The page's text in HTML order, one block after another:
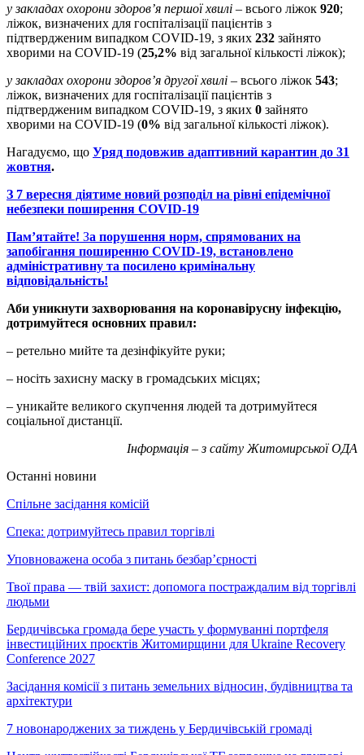
у закладах охорони здоров’я першої хвилі – всього ліжок 920;
ліжок, визначених для госпіталізації пацієнтів з
підтвердженим випадком COVID-19, з яких 232 зайнято
хворими на COVID-19 (25,2% від загальної кількості ліжок);
у закладах охорони здоров’я другої хвилі – всього ліжок 543;
ліжок, визначених для госпіталізації пацієнтів з
підтвердженим випадком COVID-19, з яких 0 зайнято
хворими на COVID-19 (0% від загальної кількості ліжок).
Нагадуємо, що Уряд подовжив адаптивний карантин до 31
жовтня.
З 7 вересня діятиме новий розподіл на рівні епідемічної
небезпеки поширення COVID-19
Пам’ятайте! За порушення норм, спрямованих на
запобігання поширенню COVID-19, встановлено
адміністративну та посилено кримінальну
відповідальність!
Аби уникнути захворювання на коронавірусну інфекцію,
дотримуйтеся основних правил:
– ретельно мийте та дезінфікуйте руки;
– носіть захисну маску в громадських місцях;
– уникайте великого скупчення людей та дотримуйтеся
соціальної дистанції.
Інформація – з сайту Житомирської ОДА
Останні новини
Спільне засідання комісій
Спека: дотримуйтесь правил торгівлі
Уповноважена особа з питань безбар’єрності
Твої права — твій захист: допомога постраждалим від торгівлі
людьми
Бердичівська громада бере участь у формуванні портфеля
інвестиційних проєктів Житомирщини для Ukraine Recovery
Conference 2027
Засідання комісії з питань земельних відносин, будівництва та
архітектури
7 новонароджених за тиждень у Бердичівській громаді